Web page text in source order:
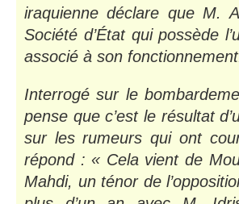
iraquienne déclare que M.
Société d’État qui possède
associé à son
Interrogé sur le
pense que c’est le résultat
sur les rumeurs qui ont
répond : « Cela vient de
Mahdi, un ténor de